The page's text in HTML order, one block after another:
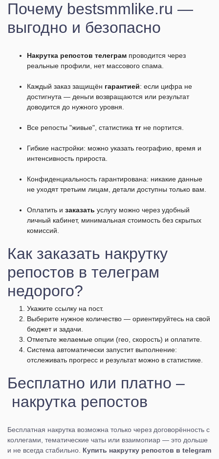
Почему bestsmmlike.ru —
выгодно и безопасно
Накрутка репостов телеграм проводится через
реальные профили, нет массового спама.
Каждый заказ защищён гарантией: если цифра не
достигнута — деньги возвращаются или результат
доводится до нужного уровня.
Все репосты "живые", статистика тг не портится.
Гибкие настройки: можно указать географию, время и
интенсивность прироста.
Конфиденциальность гарантирована: никакие данные
не уходят третьим лицам, детали доступны только вам.
Оплатить и заказать услугу можно через удобный
личный кабинет, минимальная стоимость без скрытых
комиссий.
Как заказать накрутку
репостов в телеграм
недорого?
Укажите ссылку на пост.
Выберите нужное количество — ориентируйтесь на свой
бюджет и задачи.
Отметьте желаемые опции (гео, скорость) и оплатите.
Система автоматически запустит выполнение:
отслеживать прогресс и результат можно в статистике.
Бесплатно или платно –
накрутка репостов
Бесплатная накрутка возможна только через договорённость с
коллегами, тематические чаты или взаимопиар — это дольше
и не всегда стабильно.
Купить накрутку репостов в telegram